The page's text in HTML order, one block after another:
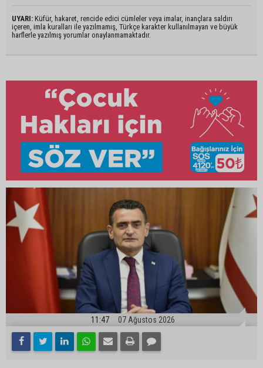
UYARI: Küfür, hakaret, rencide edici cümleler veya imalar, inançlara saldırı
içeren, imla kuralları ile yazılmamış, Türkçe karakter kullanılmayan ve büyük
harflerle yazılmış yorumlar onaylanmamaktadır.
11:47 07 Ağustos 2026